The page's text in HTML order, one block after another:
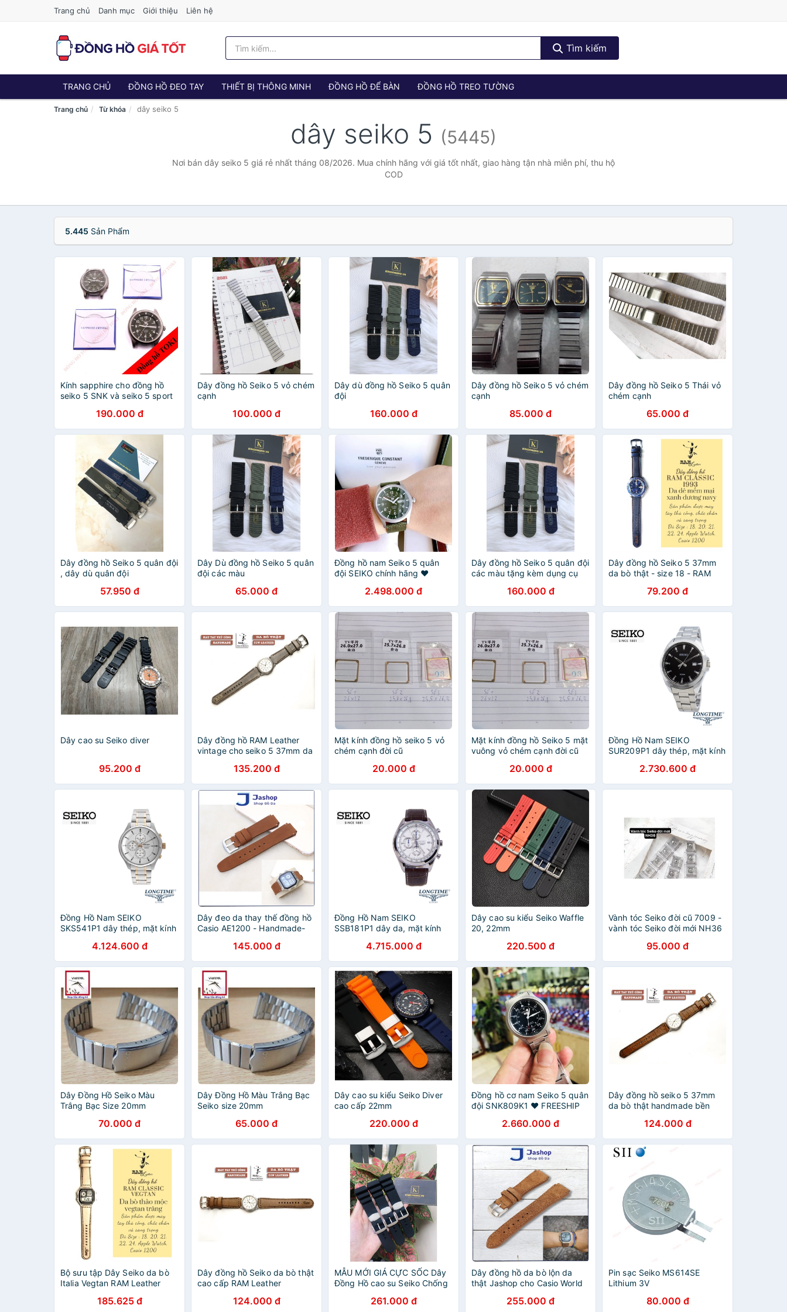
Trang chủ Danh mục Giới thiệu Liên hệ
Tìm kiếm
TRANG CHỦ ĐỒNG HỒ ĐEO TAY THIẾT BỊ THÔNG MINH ĐỒNG HỒ ĐỂ BÀN ĐỒNG HỒ TREO TƯỜNG
Trang chủ Từ khóa dây seiko 5
dây seiko 5 (5445)
Nơi bán dây seiko 5 giá rẻ nhất tháng 08/2026. Mua chính hãng với giá tốt nhất, giao hàng tận nhà miễn phí, thu hộ
COD
5.445 Sản Phẩm
Kính sapphire cho đồng hồ
seiko 5 SNK và seiko 5 sport
190.000 đ
Dây đồng hồ Seiko 5 vỏ chém
cạnh
100.000 đ
Dây dù đồng hồ Seiko 5 quân
đội
160.000 đ
Dây đồng hồ Seiko 5 vỏ chém
cạnh
85.000 đ
Dây đồng hồ Seiko 5 Thái vỏ
chém cạnh
65.000 đ
Dây đồng hồ Seiko 5 quân đội
, dây dù quân đội
57.950 đ
Dây Dù đồng hồ Seiko 5 quân
đội các màu
65.000 đ
Đồng hồ nam Seiko 5 quân
đội SEIKO chính hãng ♥
BÒ size mặt 37mm, 42mm
dây Nato
2.498.000 đ
Dây đồng hồ Seiko 5 quân đội
các màu tặng kèm dụng cụ
160.000 đ
Dây đồng hồ Seiko 5 37mm
da bò thật - size 18 - RAM
79.200 đ
Dây cao su Seiko diver
95.200 đ
Dây đồng hồ RAM Leather
vintage cho seiko 5 37mm da
135.200 đ
Mặt kính đồng hồ seiko 5 vỏ
chém cạnh đời cũ
20.000 đ
Mặt kính đồng hồ Seiko 5 mặt
vuông vỏ chém cạnh đời cũ
20.000 đ
Đồng Hồ Nam SEIKO
SUR209P1 dây thép, mặt kính
5 Năm Toàn Quốc
2.730.600 đ
Đồng Hồ Nam SEIKO
SKS541P1 dây thép, mặt kính
Hành 5 Năm Toàn Quốc
4.124.600 đ
Dây đeo da thay thế đồng hồ
Casio AE1200 - Handmade-
145.000 đ
Đồng Hồ Nam SEIKO
SSB181P1 dây da, mặt kính
Bảo Hành 5 Năm Toàn Quốc
4.715.000 đ
Dây cao su kiểu Seiko Waffle
20, 22mm
220.500 đ
Vành tóc Seiko đời cũ 7009 -
vành tóc Seiko đời mới NH36
95.000 đ
Dây Đồng Hồ Seiko Màu
Trắng Bạc Size 20mm
70.000 đ
Dây Đồng Hồ Màu Trắng Bạc
Seiko size 20mm
65.000 đ
Dây cao su kiểu Seiko Diver
cao cấp 22mm
220.000 đ
Đồng hồ cơ nam Seiko 5 quân
đội SNK809K1 ♥ FREESHIP
mặt 37mm, dây kim loại
2.660.000 đ
Dây đồng hồ seiko 5 37mm
da bò thật handmade bền
p1 - Tặng khóa chốt + cây
thay dây
124.000 đ
Bộ sưu tập Dây Seiko da bò
Italia Vegtan RAM Leather
185.625 đ
Dây đồng hồ Seiko da bò thật
cao cấp RAM Leather
124.000 đ
MẪU MỚI GIÁ CỰC SỐC Dây
Đồng Hồ cao su Seiko Chống
Seiko Diver 's Watch case 42
261.000 đ
Dây đồng hồ da bò lộn da
thật Jashop cho Casio World
37mm (Tặng Khóa + Cây thay
255.000 đ
Pin sạc Seiko MS614SE
Lithium 3V
80.000 đ